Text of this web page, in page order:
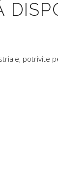
potrivite